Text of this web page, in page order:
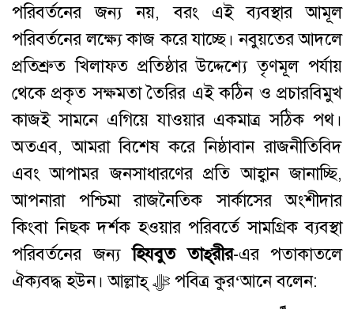
পরিবর্তনের জন্য নয়, বরং এই ব্যবস্থার আমূল
পরিবর্তনের লক্ষ্যে কাজ করে যাচ্ছে। নবুয়তের আদলে
প্রতিশ্রুত খিলাফত প্রতিষ্ঠার উদ্দেশ্যে তৃণমূল পর্যায়
থেকে প্রকৃত সক্ষমতা তৈরির এই কঠিন ও প্রচারবিমুখ
কাজই সামনে এগিয়ে যাওয়ার একমাত্র সঠিক পথ।
অতএব, আমরা বিশেষ করে নিষ্ঠাবান রাজনীতিবিদ
এবং আপামর জনসাধারণের প্রতি আহ্বান জানাচ্ছি,
আপনারা পশ্চিমা রাজনৈতিক সার্কাসের অংশীদার
কিংবা নিছক দর্শক হওয়ার পরিবর্তে সামগ্রিক ব্যবস্থা
পরিবর্তনের জন্যহিযবুত তাহ্‌রীর-এর পতাকাতলে
ঐক্যবদ্ধ হউন। আল্লাহ্ ﷻ পবিত্র কুর‘আনে বলেন: